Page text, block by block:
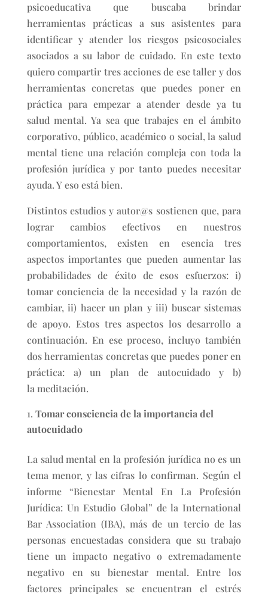
psicoeducativa que buscaba brindar
herramientas prácticas a sus asistentes para
identificar y atender los riesgos psicosociales
asociados a su labor de cuidado. En este texto
quiero compartir tres acciones de ese taller y dos
herramientas concretas que puedes poner en
práctica para empezar a atender desde ya tu
salud mental. Ya sea que trabajes en el ámbito
corporativo, público, académico o social, la salud
mental tiene una relación compleja con toda la
profesión jurídica y por tanto puedes necesitar
ayuda. Y eso está bien.
Distintos estudios y autor@s sostienen que, para
lograr cambios efectivos en nuestros
comportamientos, existen en esencia tres
aspectos importantes que pueden aumentar las
probabilidades de éxito de esos esfuerzos: i)
tomar conciencia de la necesidad y la razón de
cambiar, ii) hacer un plan y iii) buscar sistemas
de apoyo. Estos tres aspectos los desarrollo a
continuación. En ese proceso, incluyo también
dos herramientas concretas que puedes poner en
práctica: a) un plan de autocuidado y b)
la meditación.
Tomar consciencia de la importancia del
autocuidado
La salud mental en la profesión jurídica no es un
tema menor, y las cifras lo confirman. Según el
informe “Bienestar Mental En La Profesión
Jurídica: Un Estudio Global” de la International
Bar Association (IBA), más de un tercio de las
personas encuestadas considera que su trabajo
tiene un impacto negativo o extremadamente
negativo en su bienestar mental. Entre los
factores principales se encuentran el estrés